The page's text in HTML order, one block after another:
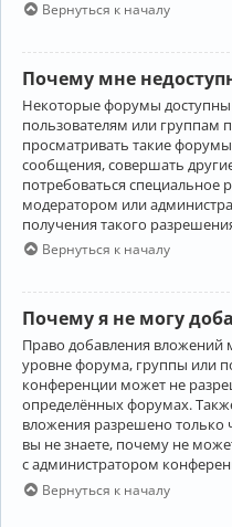
Вернуться к началу
Почему мне
Некоторые форумы
пользователям или группам
просматривать такие
сообщения, совершать
потребоваться специальное
модератором или
получения такого
Вернуться к началу
Почему я не могу
Право добавления вложений
уровне форума, группы или
конференции может не
определённых форумах.
вложения разрешено только
вы не знаете, почему не
с администратором
Вернуться к началу